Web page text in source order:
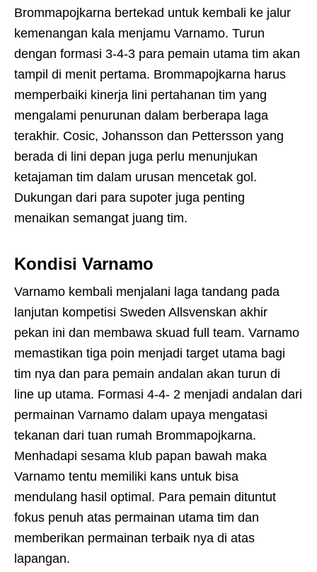
Brommapojkarna bertekad untuk kembali ke jalur
kemenangan kala menjamu Varnamo. Turun
dengan formasi 3-4-3 para pemain utama tim akan
tampil di menit pertama. Brommapojkarna harus
memperbaiki kinerja lini pertahanan tim yang
mengalami penurunan dalam berberapa laga
terakhir. Cosic, Johansson dan Pettersson yang
berada di lini depan juga perlu menunjukan
ketajaman tim dalam urusan mencetak gol.
Dukungan dari para supoter juga penting
menaikan semangat juang tim.
Kondisi Varnamo
Varnamo kembali menjalani laga tandang pada
lanjutan kompetisi Sweden Allsvenskan akhir
pekan ini dan membawa skuad full team. Varnamo
memastikan tiga poin menjadi target utama bagi
tim nya dan para pemain andalan akan turun di
line up utama. Formasi 4-4- 2 menjadi andalan dari
permainan Varnamo dalam upaya mengatasi
tekanan dari tuan rumah Brommapojkarna.
Menhadapi sesama klub papan bawah maka
Varnamo tentu memiliki kans untuk bisa
mendulang hasil optimal. Para pemain dituntut
fokus penuh atas permainan utama tim dan
memberikan permainan terbaik nya di atas
lapangan.